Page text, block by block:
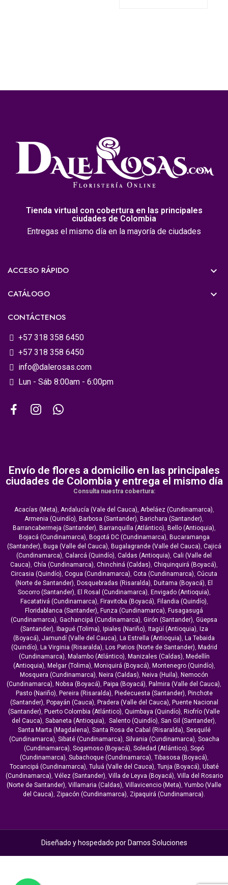
Tienda virtual con cobertura en las principales
ciudades de Colombia
Entregas el mismo día en la mayoría de ciudades
ACCESO RÁPIDO 
CATÁLOGO 
CONTÁCTENOS
+57 318 358 6450
+57 318 358 6450
info@dalerosas.com
Lun - Sáb 8:00am - 6:00pm
Envío de flores a domicilio en las principales
ciudades de Colombia y entrega el mismo día
Consulta nuestra cobertura:
Acacías (Meta), Andalucía (Vale del Cauca), Arbeláez (Cundinamarca),
Armenia (Quindío), Barbosa (Santander), Barichara (Santander),
Barrancabermeja (Santander), Barranquilla (Atlántico), Bello (Antioquia),
Bojacá (Cundinamarca), Bogotá DC (Cundinamarca), Bucaramanga
(Santander), Buga (Valle del Cauca), Bugalagrande (Valle del Cauca), Cajicá
(Cundinamarca), Calarcá (Quindío), Caldas (Antioquia), Cali (Valle del
Cauca), Chía (Cundinamarca), Chinchiná (Caldas), Chiquinquirá (Boyacá),
Circasia (Quindío), Cogua (Cundinamarca), Cota (Cundinamarca), Cúcuta
(Norte de Santander), Dosquebradas (Risaralda), Duitama (Boyacá), El
Socorro (Santander), El Rosal (Cundinamarca), Envigado (Antioquia),
Facatativá (Cundinamarca), Firavitoba (Boyacá), Filandia (Quindío),
Floridablanca (Santander), Funza (Cundinamarca), Fusagasugá
(Cundinamarca), Gachancipá (Cundinamarca), Girón (Santander), Güepsa
(Santander), Ibagué (Tolima), Ipiales (Nariño), Itagüí (Antioquia), Iza
(Boyacá), Jamundí (Valle del Cauca), La Estrella (Antioquia), La Tebaida
(Quindío), La Virginia (Risaralda), Los Patios (Norte de Santander), Madrid
(Cundinamarca), Malambo (Atlántico), Manizales (Caldas), Medellín
(Antioquia), Melgar (Tolima), Moniquirá (Boyacá), Montenegro (Quindío),
Mosquera (Cundinamarca), Neira (Caldas), Neiva (Huila), Nemocón
(Cundinamarca), Nobsa (Boyacá), Paipa (Boyacá), Palmira (Valle del Cauca),
Pasto (Nariño), Pereira (Risaralda), Piedecuesta (Santander), Pinchote
(Santander), Popayán (Cauca), Pradera (Valle del Cauca), Puente Nacional
(Santander), Puerto Colombia (Atlántico), Quimbaya (Quindío), Riofrío (Valle
del Cauca), Sabaneta (Antioquia), Salento (Quindío), San Gil (Santander),
Santa Marta (Magdalena), Santa Rosa de Cabal (Risaralda), Sesquilé
(Cundinamarca), Sibaté (Cundinamarca), Silvania (Cundinamarca), Soacha
(Cundinamarca), Sogamoso (Boyacá), Soledad (Atlántico), Sopó
(Cundinamarca), Subachoque (Cundinamarca), Tibasosa (Boyacá),
Tocancipá (Cundinamarca), Tuluá (Valle del Cauca), Tunja (Boyacá), Ubaté
(Cundinamarca), Vélez (Santander), Villa de Leyva (Boyacá), Villa del Rosario
(Norte de Santander), Villamaria (Caldas), Villavicencio (Meta), Yumbo (Valle
del Cauca), Zipacón (Cundinamarca), Zipaquirá (Cundinamarca).
Diseñado y hospedado por Damos Soluciones